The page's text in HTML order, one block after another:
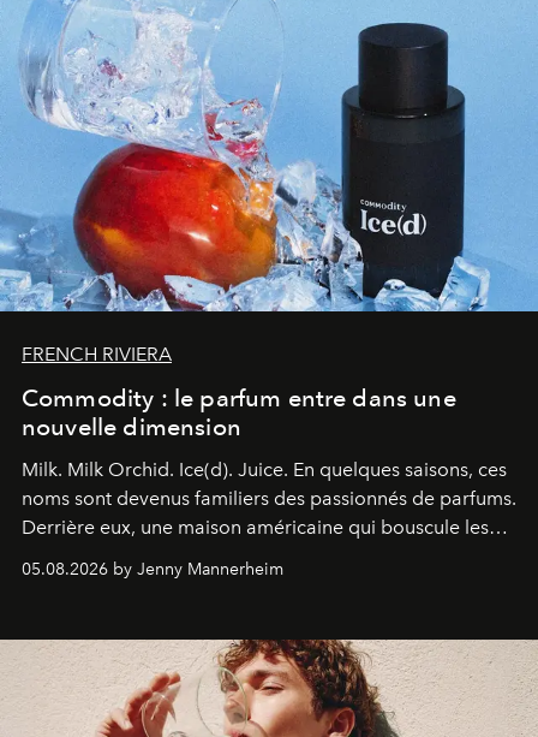
FRENCH RIVIERA
Commodity : le parfum entre dans une
nouvelle dimension
Milk. Milk Orchid. Ice(d). Juice. En quelques saisons, ces
noms sont devenus familiers des passionnés de parfums.
Derrière eux, une maison américaine qui bouscule les
codes de la parfumerie contemporaine en proposant
une approche aussi intuitive que personnelle :
05.08.2026 by Jenny Mannerheim